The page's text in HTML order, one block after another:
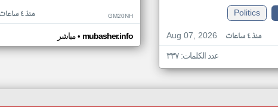
Politics
Aug 07, 2026
منذ ٤ ساعات
عدد الكلمات: ٣٣٧
منذ ٤ ساعات GM20NH
مباشر• mubasher.info